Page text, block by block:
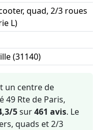
Aucamville
quad, 2/3 roues
L)
(31140)
un centre de
Rte de Paris,
5sur461 avis. Le
quads et 2/3